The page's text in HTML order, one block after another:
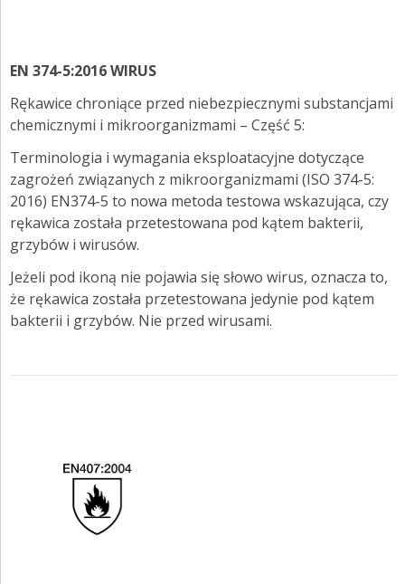
EN 374-5:2016 WIRUS
Rękawice chroniące przed niebezpiecznymi substancjami
chemicznymi i mikroorganizmami – Część 5:
Terminologia i wymagania eksploatacyjne dotyczące
zagrożeń związanych z mikroorganizmami (ISO 374-5:
2016) EN374-5 to nowa metoda testowa wskazująca, czy
rękawica została przetestowana pod kątem bakterii,
grzybów i wirusów.
Jeżeli pod ikoną nie pojawia się słowo wirus, oznacza to,
że rękawica została przetestowana jedynie pod kątem
bakterii i grzybów. Nie przed wirusami.